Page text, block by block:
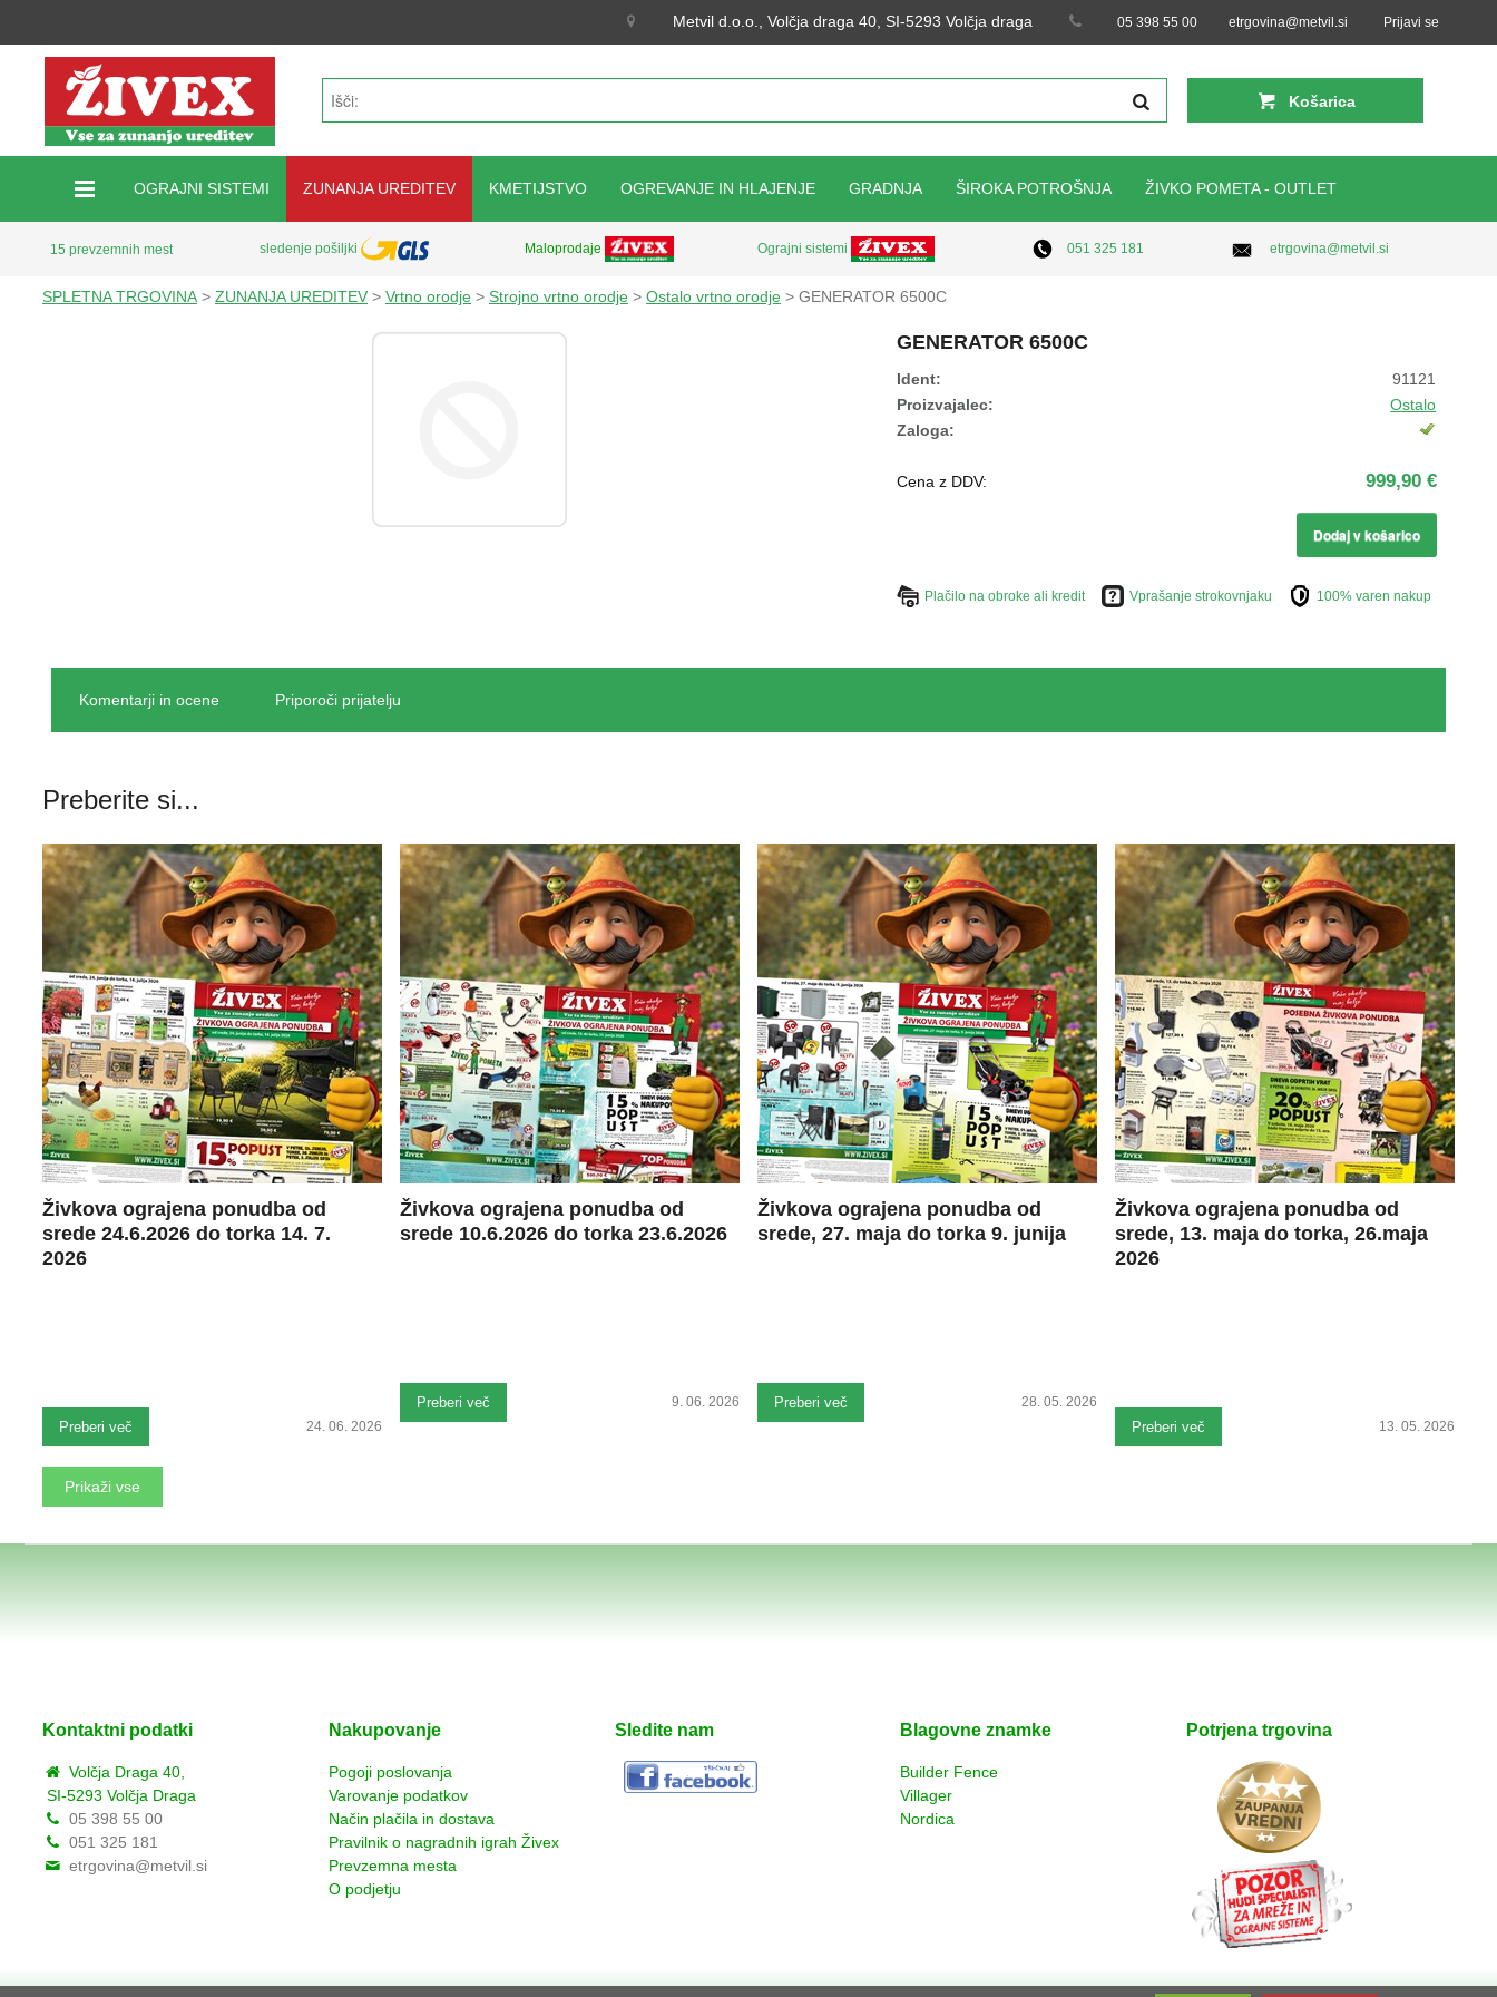
Metvil d.o.o., Volčja draga 40, SI-5293 Volčja draga 05 398 55 00 etrgovina@metvil.si Prijavi se
Košarica
OGRAJNI SISTEMI ZUNANJA UREDITEV KMETIJSTVO OGREVANJE IN HLAJENJE GRADNJA ŠIROKA POTROŠNJA ŽIVKO POMETA - OUTLET
15 prevzemnih mest sledenje pošiljki Maloprodaje Ograjni sistemi 051 325 181 etrgovina@metvil.si
SPLETNA TRGOVINA > ZUNANJA UREDITEV > Vrtno orodje > Strojno vrtno orodje > Ostalo vrtno orodje > GENERATOR 6500C
GENERATOR 6500C
Ident:
91121
Proizvajalec:
Ostalo
Zaloga:
Cena z DDV: 999,90 €
Dodaj v košarico
Plačilo na obroke ali kredit Vprašanje strokovnjaku 100% varen nakup
Komentarji in ocene Priporoči prijatelju
Preberite si...
Živkova ograjena ponudba od
srede 24.6.2026 do torka 14. 7.
2026
Preberi več 24. 06. 2026
Živkova ograjena ponudba od
srede 10.6.2026 do torka 23.6.2026
Preberi več 9. 06. 2026
Živkova ograjena ponudba od
srede, 27. maja do torka 9. junija
Preberi več 28. 05. 2026
Živkova ograjena ponudba od
srede, 13. maja do torka, 26.maja
2026
Preberi več 13. 05. 2026
Prikaži vse
Kontaktni podatki
Volčja Draga 40,
SI-5293 Volčja Draga
05 398 55 00
051 325 181
etrgovina@metvil.si
Nakupovanje
Pogoji poslovanja
Varovanje podatkov
Način plačila in dostava
Pravilnik o nagradnih igrah Živex
Prevzemna mesta
O podjetju
Sledite nam Blagovne znamke
Builder Fence
Villager
Nordica
Potrjena trgovina